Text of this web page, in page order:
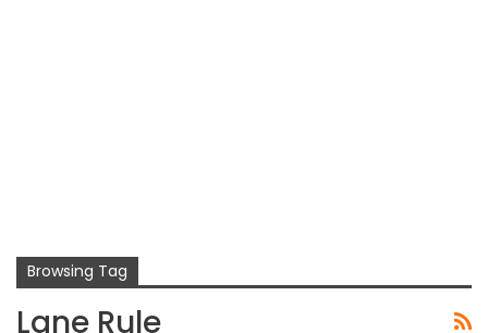
Browsing Tag
Lane Rule